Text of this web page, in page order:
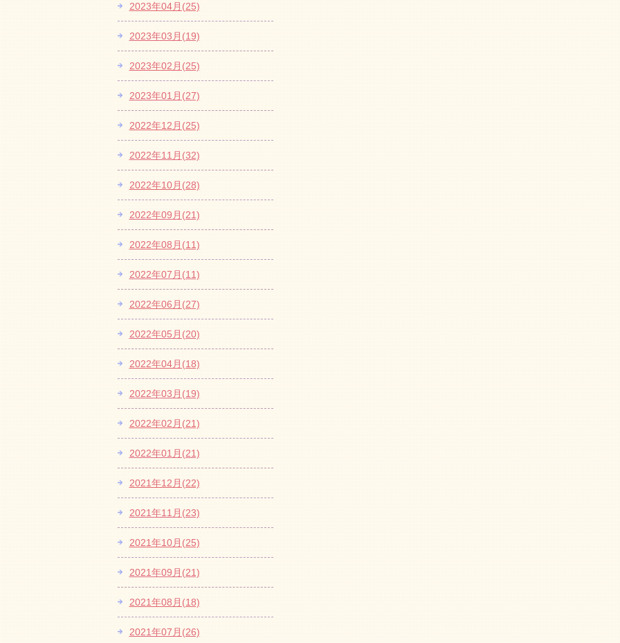
2023年04月(25)
2023年03月(19)
2023年02月(25)
2023年01月(27)
2022年12月(25)
2022年11月(32)
2022年10月(28)
2022年09月(21)
2022年08月(11)
2022年07月(11)
2022年06月(27)
2022年05月(20)
2022年04月(18)
2022年03月(19)
2022年02月(21)
2022年01月(21)
2021年12月(22)
2021年11月(23)
2021年10月(25)
2021年09月(21)
2021年08月(18)
2021年07月(26)